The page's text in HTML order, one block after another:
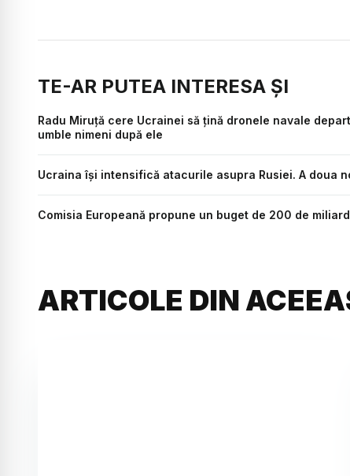
TE-AR PUTEA INTERESA ȘI
Radu Miruță cere Ucrainei să țină dronele navale
umble nimeni după ele
Ucraina își intensifică atacurile asupra Rusiei. A doua
Comisia Europeană propune un buget de 200 de
ARTICOLE DIN